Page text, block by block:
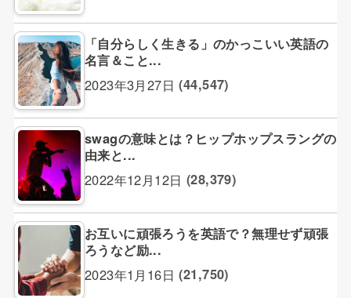
「自分らしく生きる」のかっこいい英語の
名言＆こと...
2023年3月27日 (44,547)
swagの意味とは？ヒップホップスラングの
由来と...
2022年12月12日 (28,379)
お互いに頑張ろうを英語で？無理せず頑張
ろうなど励...
2023年1月16日 (21,750)